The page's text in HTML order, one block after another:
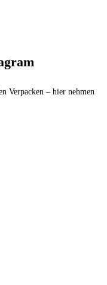
Verpacken – hier nehmen